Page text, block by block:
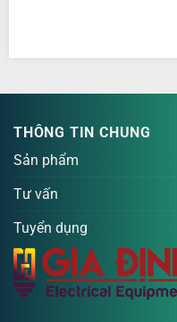
THÔNG TIN CHUNG
Sản phẩm
Tư vấn
Tuyển dụng